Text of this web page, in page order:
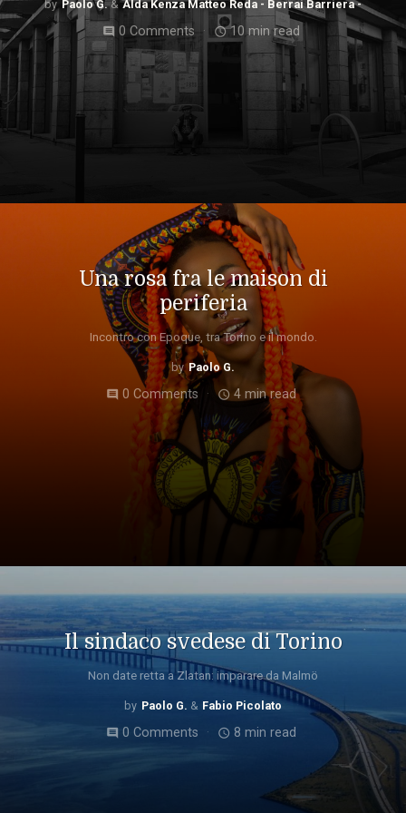
Paolo G. Alda Kenza Matteo Reda - Berrai Barriera -
comment 0 Comments access_time10 min read
Una rosa fra le maison di
periferia
Incontro con Epoque, tra Torino e il mondo.
Paolo G.
comment 0 Comments access_time 4 min read
Il sindaco svedese di Torino
Non date retta a Zlatan: imparare da Malmö
Paolo G. Fabio Picolato
comment0 Comments access_time 8 min read